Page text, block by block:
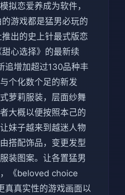
拟恋爱养成为软件，
游戏都是猛男必玩的
出的史上针最式版恋
心选择》的最新续
追增加超过130品种丰
个化数个足的新发
萝莉服装，层面纱舞
大概以便按照本己的
妹子越来到越迷人物
搭配饰品，变更发型
装图案。让各置猛男
《beloved choice
真真实性的游戏画面以